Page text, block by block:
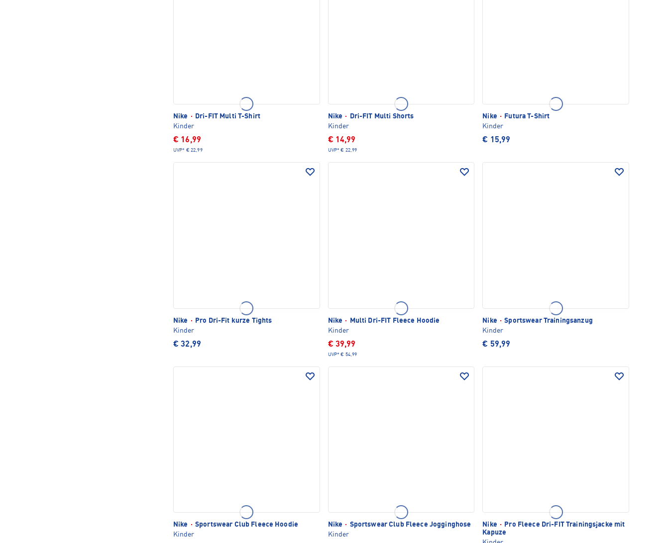
Nike ·
Dri-FIT Multi T-Shirt
Kinder
€ 16,99
UVP* € 22,99
Nike ·
Dri-FIT Multi Shorts
Kinder
€ 14,99
UVP* € 22,99
Nike ·
Futura T-Shirt
Kinder
€ 15,99
Nike ·
Pro Dri-Fit kurze Tights
Kinder
€ 32,99
Nike ·
Multi Dri-FIT Fleece Hoodie
Kinder
€ 39,99
UVP* € 54,99
Nike · Sportswear Trainingsanzug
Kinder
€ 59,99
Nike · Sportswear Club Fleece Hoodie
Kinder
Nike · Sportswear Club Fleece Jogginghose
Kinder
Nike ·
Pro Fleece Dri-FIT Trainingsjacke mit
Kapuze